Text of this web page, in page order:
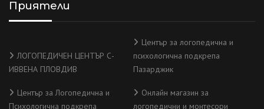
Приятели
ЛОГОПЕДИЧЕН ЦЕНТЪР С-
ИВВЕНА ПЛОВДИВ
Център за логопедична и
психологична подкрепа
Пазарджик
Център за Логопедична и
Психологична подкрепа
Онлайн магазин за
логопедични и монтесори